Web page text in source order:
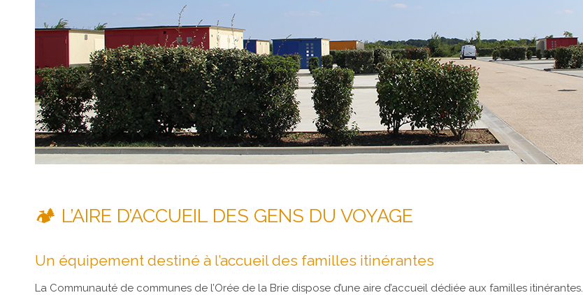
🏕️ L’AIRE D’ACCUEIL DES GENS DU VOYAGE
Un équipement destiné à l’accueil des familles itinérantes
La Communauté de communes de l’Orée de la Brie dispose d’une aire d’accueil dédiée aux familles itinérantes.